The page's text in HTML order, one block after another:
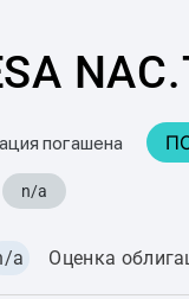
погашена
n/a
a Оценка